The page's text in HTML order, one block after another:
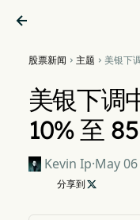

股票新闻  主题  美银下
美银下调
10% 至
Kevin Ip·May
分享到 